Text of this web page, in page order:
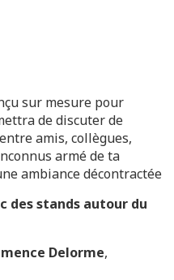
sur mesure pour
de discuter de
amis, collègues,
armé de ta
ambiance décontractée
des stands autour du
Delorme,